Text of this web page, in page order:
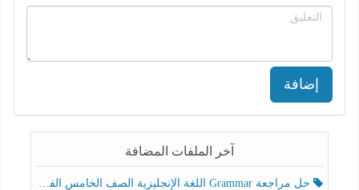
إضافة
آخر الملفات المضافة
حل مراجعة Grammar اللغة الإنجليزية الصف الخامس الفصل الثالث